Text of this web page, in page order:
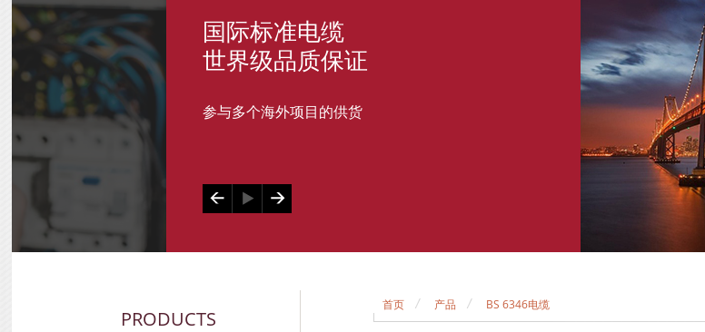
国际标准电缆
世界级品质保证
参与多个海外项目的供货
PRODUCTS
首页 产品 BS 6346电缆